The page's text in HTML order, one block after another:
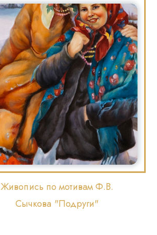
Живопись по мотивам Ф.В.
Сычкова "Подруги"